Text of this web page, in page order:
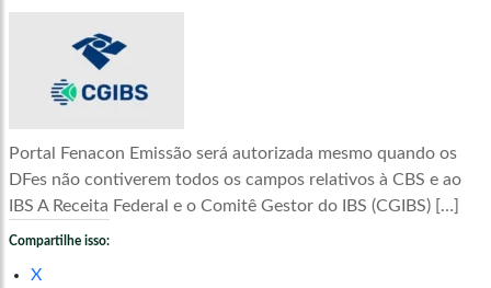
Portal Fenacon Emissão será autorizada mesmo quando os
DFes não contiverem todos os campos relativos à CBS e ao
IBS A Receita Federal e o Comitê Gestor do IBS (CGIBS) […]
Compartilhe isso:
X